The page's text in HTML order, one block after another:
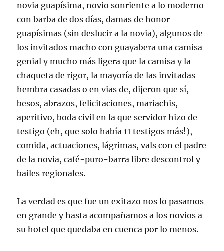
novia guapísima, novio sonriente a lo moderno
con barba de dos días, damas de honor
guapísimas (sin deslucir a la novia), algunos de
los invitados macho con guayabera una camisa
genial y mucho más ligera que la camisa y la
chaqueta de rigor, la mayoría de las invitadas
hembra casadas o envias de, dijeron que sí,
besos, abrazos, felicitaciones,mariachis,
aperitivo, boda civil en la que servidor hizo de
testigo (eh, que solo había 11 testigos más!),
comida, actuaciones, lágrimas, vals con el padre
de la novia, café-puro-barra libredescontrol y
bailes regionales.
La verdad es que fue unexitazo nos lo pasamos
en grande y hasta acompañamos a los novios a
su hotel que quedaba en cuenca por lo menos.